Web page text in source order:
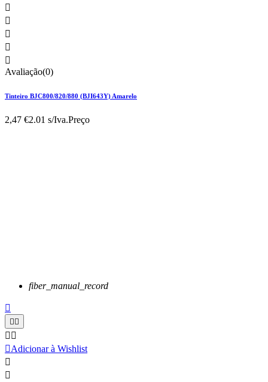





Avaliação(0)
Tinteiro BJC800/820/880 (BJI643Y) Amarelo
2,47 €2.01 s/Iva.Preço
fiber_manual_record


 
Adicionar à Wishlist

